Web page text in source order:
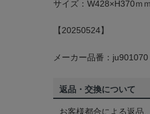
サイズ：W428×H370ｍｍ
【20250524】
メーカー品番：ju901070
返品・交換について
お客様都合による返品